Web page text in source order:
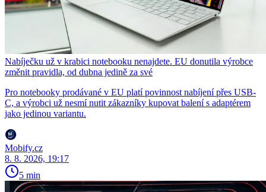
Nabíječku už v krabici notebooku nenajdete. EU donutila výrobce
změnit pravidla, od dubna jedině za své
Pro notebooky prodávané v EU platí povinnost nabíjení přes USB-
C, a výrobci už nesmí nutit zákazníky kupovat balení s adaptérem
jako jedinou variantu.
Mobify.cz
8. 8. 2026, 19:17
5 min